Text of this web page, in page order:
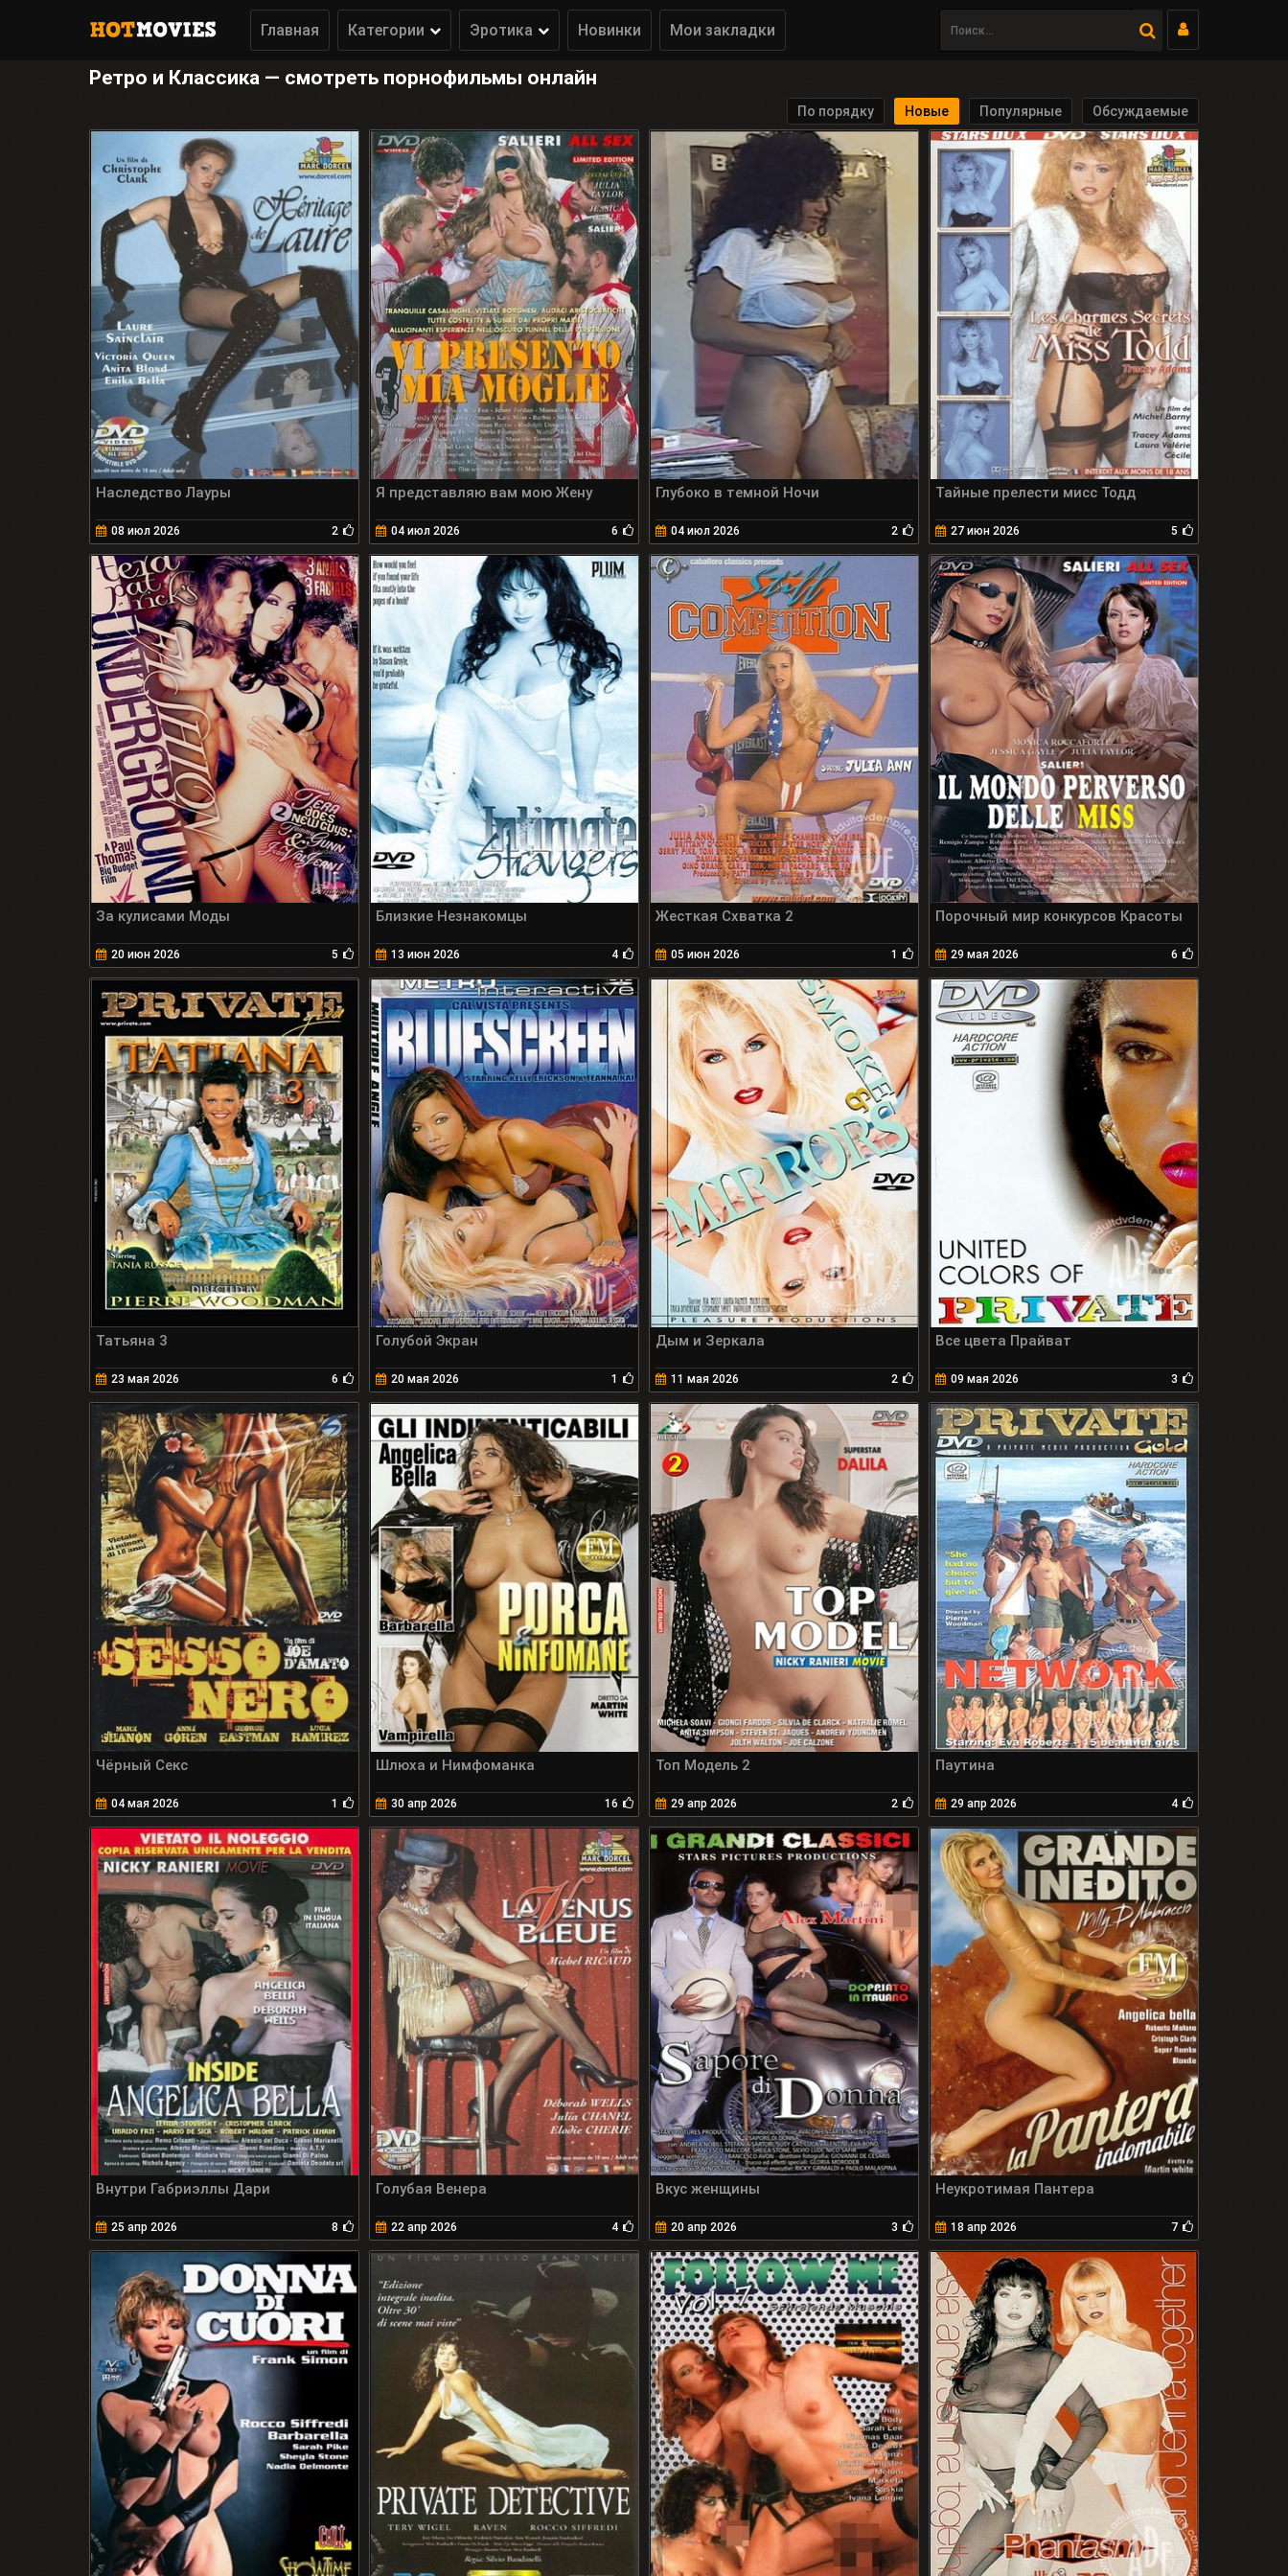
Главная Категории Эротика Новинки Мои закладки
Ретро и Классика — смотреть порнофильмы онлайн
По порядку Новые Популярные Обсуждаемые
Наследство Лауры
08 июл 2026 2
Я представляю вам мою Жену
04 июл 2026 6
Глубоко в темной Ночи
04 июл 2026 2
Тайные прелести мисс Тодд
27 июн 2026 5
За кулисами Моды
20 июн 2026 5
Близкие Незнакомцы
13 июн 2026 4
Жесткая Схватка 2
05 июн 2026 1
Порочный мир конкурсов Красоты
29 мая 2026 6
Татьяна 3
23 мая 2026 6
Голубой Экран
20 мая 2026 1
Дым и Зеркала
11 мая 2026 2
Все цвета Прайват
09 мая 2026 3
Чёрный Секс
04 мая 2026 1
Шлюха и Нимфоманка
30 апр 2026 16
Топ Модель 2
29 апр 2026 2
Паутина
29 апр 2026 4
Внутри Габриэллы Дари
25 апр 2026 8
Голубая Венера
22 апр 2026 4
Вкус женщины
20 апр 2026 3
Неукротимая Пантера
18 апр 2026 7
Люблю Куни и Анал